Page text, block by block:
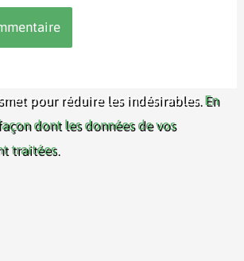
pour réduire les indésirables. En
dont les données de vos
traitées.